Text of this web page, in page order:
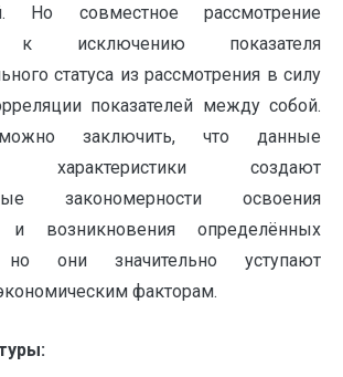
Но совместное рассмотрение
к исключению показателя
статуса из рассмотрения в силу
показателей между собой.
заключить, что данные
характеристики создают
закономерности освоения
и возникновения определённых
но они значительно уступают
факторам.